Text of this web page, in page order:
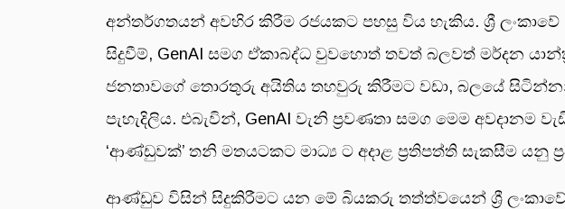
අන්තර්ගතයන් අවහිර කිරීම රජයකට පහසු විය හැකිය. ශ්‍රී ලංකාවේ
සිදුවීම්, GenAI සමග ඒකාබද්ධ වුවහොත් තවත් බලවත් මර්දන
ජනතාවගේ තොරතුරු අයිතිය තහවුරු කිරීමට වඩා, බලයේ
පැහැදිලිය. එබැවින්, GenAI වැනි ප්‍රවණතා සමග මෙම
‘ආණ්ඩුවක්’ තනි මතයටකට මාධ්‍ය ට අදාළ ප්‍රතිපත්ති සැකසීම යනු
ආණ්ඩුව විසින් සිදුකිරීමට යන මේ බියකරු තත්ත්වයෙන් ශ්‍රී ලංකාවේ